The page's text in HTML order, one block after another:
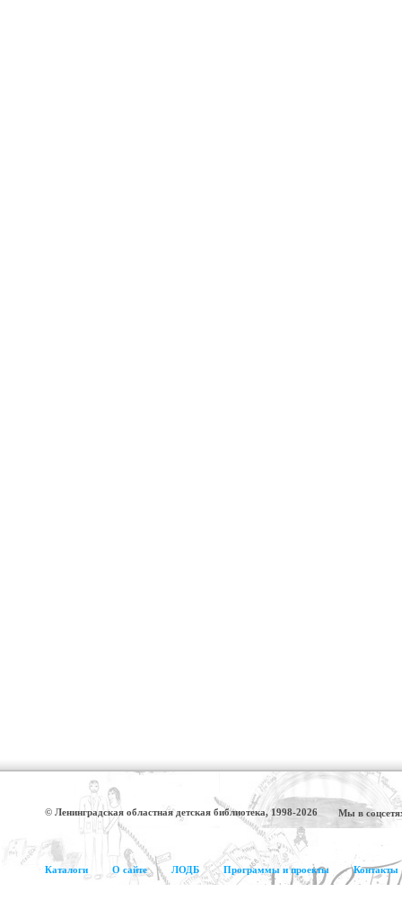
© Ленинградская областная детская библиотека, 1998-2026 Мы в
Каталоги О сайте ЛОДБ Программы и проекты Контакты